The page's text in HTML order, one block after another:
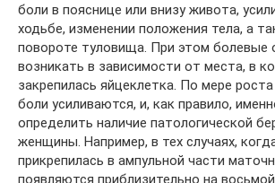
боли в пояснице или внизу живота,
ходьбе, изменении положения тела, а
повороте туловища. При этом болевые
возникать в зависимости от места, в
закрепилась яйцеклетка. По мере
боли усиливаются, и, как правило,
определить наличие патологической
женщины. Например, в тех случаях,
прикрепилась в ампульной части
появляются приблизительно на